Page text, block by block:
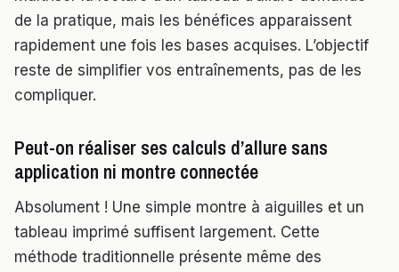
de la pratique, mais les bénéfices apparaissent
rapidement une fois les bases acquises. L’objectif
reste de simplifier vos entraînements, pas de les
compliquer.
Peut-on réaliser ses calculs d’allure sans
application ni montre connectée
Absolument ! Une simple montre à aiguilles et un
tableau imprimé suffisent largement. Cette
méthode traditionnelle présente même des